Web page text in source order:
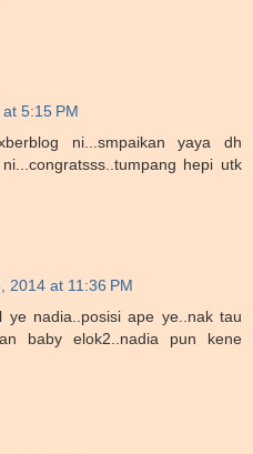
5:15 PM
ni...smpaikan yaya dh
hepi utk
2014 at 11:36 PM
ye nadia..posisi ape ye..nak tau
baby elok2..nadia pun kene